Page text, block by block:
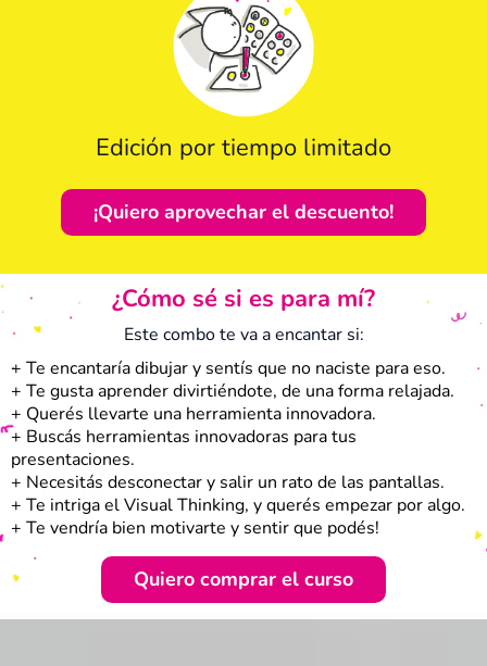
Edición por tiempo limitado
¡Quiero aprovechar el descuento!
¿Cómo sé si es para mí?
Este combo te va a encantar si:
+ Te encantaría dibujar y sentís que no naciste para eso.
+ Te gusta aprender divirtiéndote, de una forma relajada.
+ Querés llevarte una herramienta innovadora.
+ Buscás herramientas innovadoras para tus
presentaciones.
+ Necesitás desconectar y salir un rato de las pantallas.
+ Te intriga el Visual Thinking, y querés empezar por algo.
+ Te vendría bien motivarte y sentir que podés!
Quiero comprar el curso